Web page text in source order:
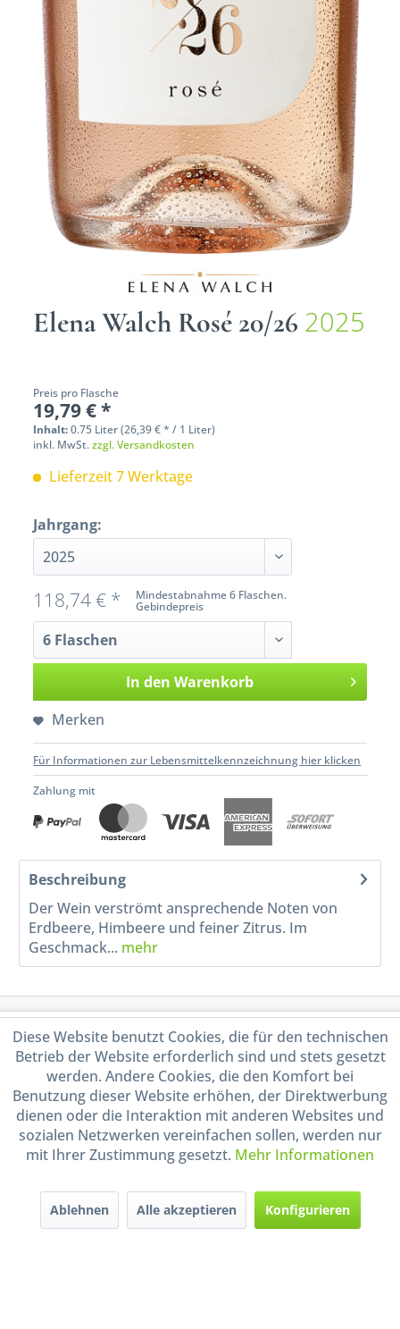
Elena Walch Rosé 20/26 2025
Preis pro Flasche
19,79 € *
Inhalt:0.75 Liter (26,39 € * / 1 Liter)
inkl. MwSt.zzgl. Versandkosten
Lieferzeit 7 Werktage
Jahrgang:
Mindestabnahme 6 Flaschen.
Gebindepreis
118,74 € *
In den Warenkorb
Merken
Für Informationen zur Lebensmittelkennzeichnung hier klicken
Zahlung mit
Beschreibung
Der Wein verströmt ansprechende Noten von
Erdbeere, Himbeere und feiner Zitrus. Im
Geschmack... mehr
Service Hotline
Shop Service
Informationen
Handel mit BIO-Weinen
durch DE-ÖKO-009
Diese Website benutzt Cookies, die für den technischen
Betrieb der Website erforderlich sind und stets gesetzt
werden. Andere Cookies, die den Komfort bei
Benutzung dieser Website erhöhen, der Direktwerbung
dienen oder die Interaktion mit anderen Websites und
sozialen Netzwerken vereinfachen sollen, werden nur
mit Ihrer Zustimmung gesetzt. Mehr Informationen
Ablehnen Alle akzeptieren Konfigurieren